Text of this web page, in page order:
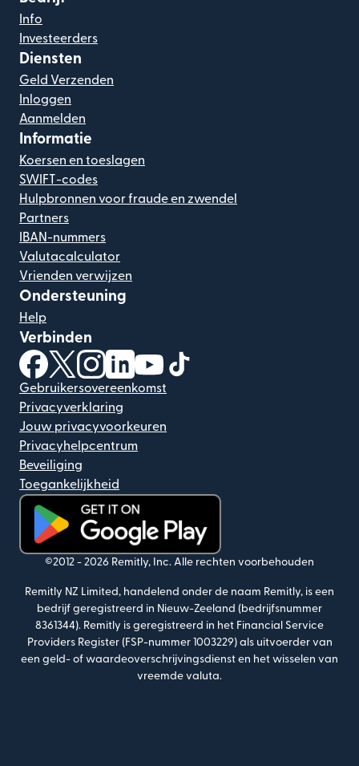
Info
Investeerders
Diensten
Geld Verzenden
Inloggen
Aanmelden
Informatie
Koersen en toeslagen
SWIFT-codes
Hulpbronnen voor fraude en zwendel
Partners
IBAN-nummers
Valutacalculator
Vrienden verwijzen
Ondersteuning
Help
Verbinden
(wordt geopend in een nieuw venster)
(wordt geopend in een nieuw venster)
(wordt geopend in een nieuw venster)
(wordt geopend in een nieuw venster)
(wordt geopend in een nieuw
Gebruikersovereenkomst
Privacyverklaring
Jouw privacyvoorkeuren
Privacyhelpcentrum
Beveiliging
Toegankelijkheid
(wordt geopend in een nieuw venster)
©2012 - 2026 Remitly, Inc. Alle rechten voorbehouden
Remitly NZ Limited, handelend onder de naam Remitly, is een
bedrijf geregistreerd in Nieuw-Zeeland (bedrijfsnummer
8361344). Remitly is geregistreerd in het Financial Service
Providers Register (FSP-nummer 1003229) als uitvoerder van
een geld- of waardeoverschrijvingsdienst en het wisselen van
vreemde valuta.